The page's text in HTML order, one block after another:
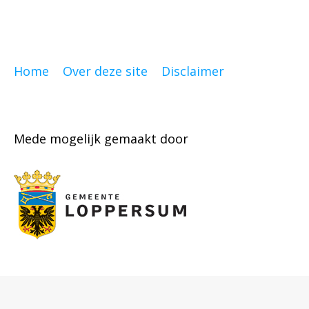
Home Over deze site Disclaimer
Mede mogelijk gemaakt door